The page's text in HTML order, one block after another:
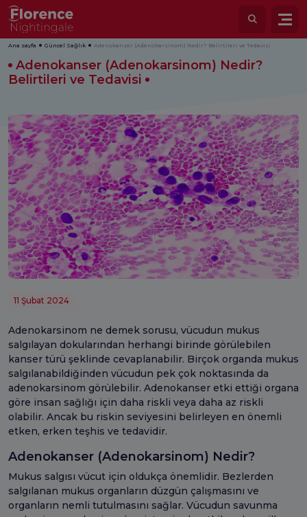
Ana sayfa Güncel Sağlık Adenokanser (Adenokarsinom) Nedir? Belirtileri ve Tedavisi
Adenokanser (Adenokarsinom) Nedir?
Belirtileri ve Tedavisi
11 Şubat 2024
Adenokarsinom ne demek sorusu, vücudun mukus
salgılayan dokularından herhangi birinde görülebilen
kanser türü şeklinde cevaplanabilir. Birçok organda mukus
salgılanabildiğinden vücudun pek çok noktasında da
adenokarsinom görülebilir. Adenokanser etki ettiği organa
göre insan sağlığı için daha riskli veya daha az riskli
olabilir. Ancak bu riskin seviyesini belirleyen en önemli
etken, erken teşhis ve tedavidir.
Adenokanser (Adenokarsinom) Nedir?
Mukus salgısı vücut için oldukça önemlidir. Bezlerden
salgılanan mukus organların düzgün çalışmasını ve
organların nemli tutulmasını sağlar. Vücudun savunma